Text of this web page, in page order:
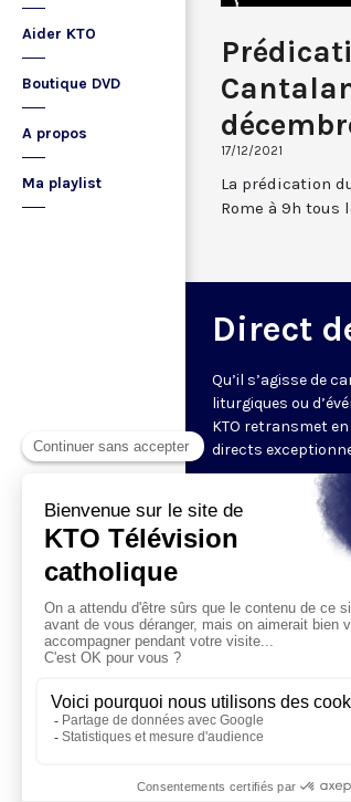
Aider KTO
Boutique DVD
A propos
Ma playlist
17/12/2021
La prédication
Rome à 9h tous
Direct
Qu’il s’agisse de
liturgiques ou
KTO retransmet
directs
Visiter la